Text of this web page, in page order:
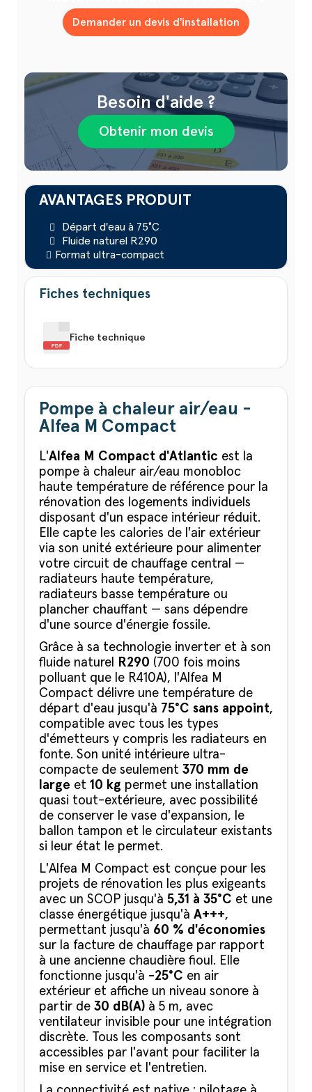
Demander un devis d'installation
Besoin d'aide ?
Obtenir mon devis
AVANTAGES PRODUIT
Départ d'eau à 75°C
Fluide naturel R290
Format ultra-compact
Fiches techniques
PDF
Fiche technique
Pompe à chaleur air/eau -
Alfea M Compact
L'Alfea M Compact d'Atlantic est la
pompe à chaleur air/eau monobloc
haute température de référence pour la
rénovation des logements individuels
disposant d'un espace intérieur réduit.
Elle capte les calories de l'air extérieur
via son unité extérieure pour alimenter
votre circuit de chauffage central —
radiateurs haute température,
radiateurs basse température ou
plancher chauffant — sans dépendre
d'une source d'énergie fossile.
Grâce à sa technologie inverter et à son
fluide naturel
R290 (700 fois moins
polluant que le R410A), l'Alfea M
Compact délivre une température de
départ d'eau jusqu'à 75°C sans appoint,
compatible avec tous les types
d'émetteurs y compris les radiateurs en
fonte. Son unité intérieure ultra-
compacte de seulement 370 mm de
large et 10 kg permet une installation
quasi tout-extérieure, avec possibilité
de conserver le vase d'expansion, le
ballon tampon et le circulateur existants
si leur état le permet.
L'Alfea M Compact est conçue pour les
projets de rénovation les plus exigeants
avec un SCOP jusqu'à 5,31 à 35°C et une
classe énergétique jusqu'à A+++,
permettant jusqu'à 60 % d'économies
sur la facture de chauffage par rapport
à une ancienne chaudière fioul. Elle
fonctionne jusqu'à -25°C en air
extérieur et affiche un niveau sonore à
partir de 30 dB(A) à 5 m, avec
ventilateur invisible pour une intégration
discrète. Tous les composants sont
accessibles par l'avant pour faciliter la
mise en service et l'entretien.